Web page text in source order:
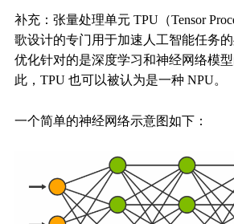
补充：张量处理单元 TPU（Tensor
歌设计的专门用于加速人工智能任务
优化针对的是深度学习和神经网络模
此，TPU 也可以被认为是一种 NPU。
一个简单的神经网络示意图如下：